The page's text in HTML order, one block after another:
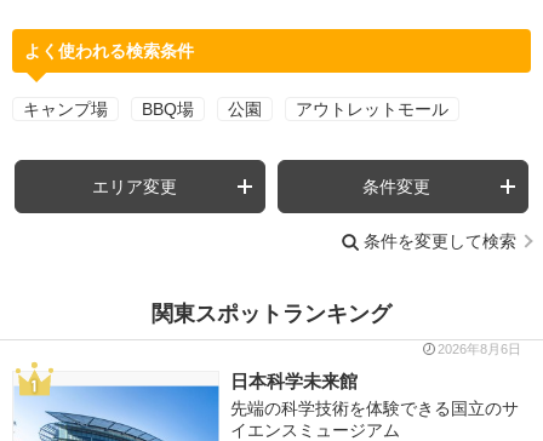
よく使われる検索条件
キャンプ場 BBQ場 公園 アウトレットモール
エリア変更 条件変更
条件を変更して検索
関東スポットランキング
2026年8月6日
日本科学未来館
先端の科学技術を体験できる国立のサ
イエンスミュージアム